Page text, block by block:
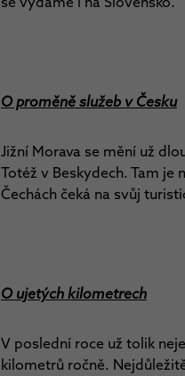
O proměně služeb v Česku
Jižní Morava se mění už
Totéž v Beskydech. Tam je
Čechách čeká na svůj
O ujetých kilometrech
V poslední roce už tolik
kilometrů ročně.